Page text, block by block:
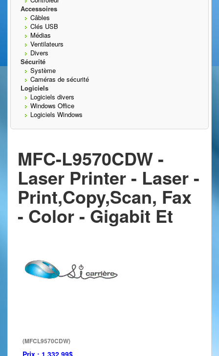
Accessoires
Câbles
Clés USB
Médias
Ventilateurs
Divers
Sécurité
Système
Caméras de sécurité
Logiciels
Logiciels divers
Windows Office
Logiciels Windows
MFC-L9570CDW -
Laser Printer - Laser -
Print,Copy,Scan, Fax
- Color - Gigabit Et
(MFCL9570CDW)
Prix : 1 332.99$